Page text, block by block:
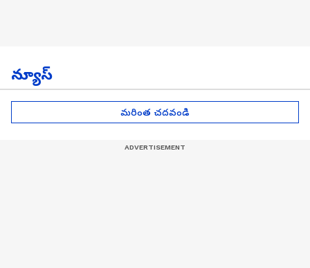
న్యూస్
మరింత చదవండి